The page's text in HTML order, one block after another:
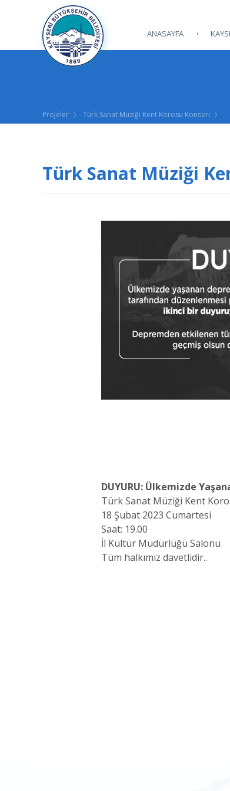
ANASAYFA
Projeler Türk Sanat Müziği Kent Korosu Konseri
Türk Sanat Müziği
DUYURU: Ülkemizde
Türk Sanat Müziği Kent
18 Şubat 2023 Cumartesi
Saat: 19.00
İl Kültür Müdürlüğü Salonu
Tüm halkımız davetlidir..